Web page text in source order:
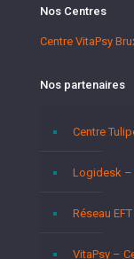
Nos Centres
Centre VitaPsy
Nos partenaires
Centre
Logidesk –
Réseau
VitaPsy –